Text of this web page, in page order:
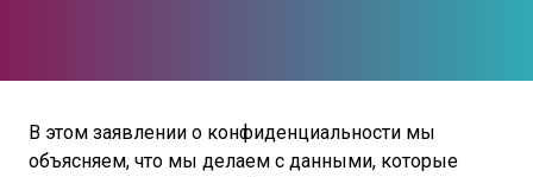
В этом заявлении о конфиденциальности мы
объясняем, что мы делаем с данными, которые